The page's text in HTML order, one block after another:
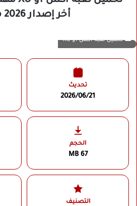
أخر إصدار 2026 مجانًا
تحميل لعبة اكس او XO
تحديث
2026/06/21
الحجم
67 MB
التصنيف